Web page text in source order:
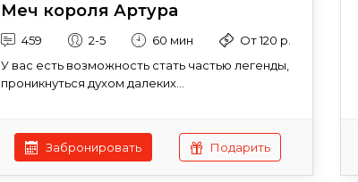
Меч короля Артура
459 2-5 60 мин
От 120 р.
У вас есть возможность стать частью легенды,
проникнуться духом далеких...
Забронировать Подарить